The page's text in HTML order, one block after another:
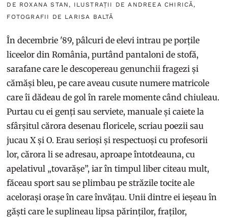
DE ROXANA STAN, ILUSTRAȚII DE ANDREEA CHIRICĂ,
FOTOGRAFII DE LARISA BALTĂ
În decembrie '89, pâlcuri de elevi intrau pe porțile
liceelor din România, purtând pantaloni de stofă,
sarafane care le descopereau genunchii fragezi și
cămăși bleu, pe care aveau cusute numere matricole
care îi dădeau de gol în rarele momente când chiuleau.
Purtau cu ei genți sau serviete, manuale și caiete la
sfârșitul cărora desenau floricele, scriau poezii sau
jucau X și O. Erau serioși și respectuoși cu profesorii
lor, cărora li se adresau, aproape întotdeauna, cu
apelativul „tovarășe”, iar în timpul liber citeau mult,
făceau sport sau se plimbau pe străzile tocite ale
acelorași orașe în care învățau. Unii dintre ei ieșeau în
găști care le suplineau lipsa părinților, fraților,